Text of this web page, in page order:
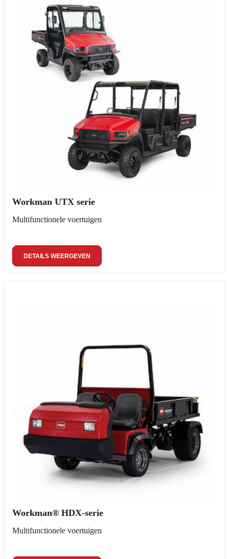
Workman UTX serie
Multifunctionele voertuigen
DETAILS WEERGEVEN
Workman® HDX-serie
Multifunctionele voertuigen